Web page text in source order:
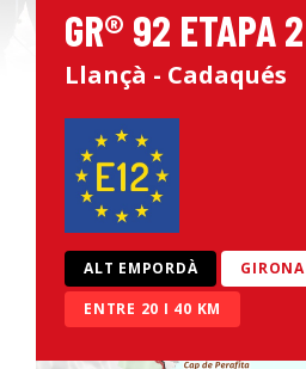
GR® 92 ETAPA 2
Llançà - Cadaqués
ALT EMPORDÀ
GIRONA
ENTRE 20 I 40 KM